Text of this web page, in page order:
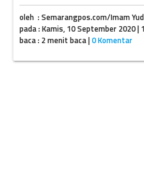
oleh : Semarangpos.com/Imam
pada : Kamis, 10 September 2020 |
baca : 2 menit baca |0 Komentar